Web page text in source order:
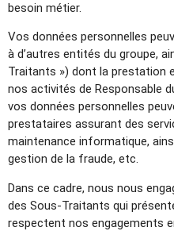
besoin métier.
Vos données personnelles
à d’autres entités du groupe,
Traitants ») dont la prestation
nos activités de Responsable
vos données personnelles
prestataires assurant des
maintenance informatique,
gestion de la fraude, etc.
Dans ce cadre, nous nous
des Sous-Traitants qui
respectent nos engagements